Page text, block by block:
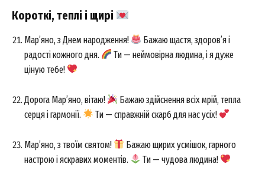
Короткі, теплі і щирі
Мар’яно, з Днем народження!
Бажаю щастя, здоров’я і
радості кожного дня.
Ти — неймовірна людина, і я дуже
ціную тебе!
Дорога Мар’яно, вітаю!
Бажаю здійснення всіх мрій, тепла
серця і гармонії.
Ти — справжній скарб для нас усіх!
Мар’яно, з твоїм святом!
Бажаю щирих усмішок, гарного
настрою і яскравих моментів.
Ти — чудова людина!